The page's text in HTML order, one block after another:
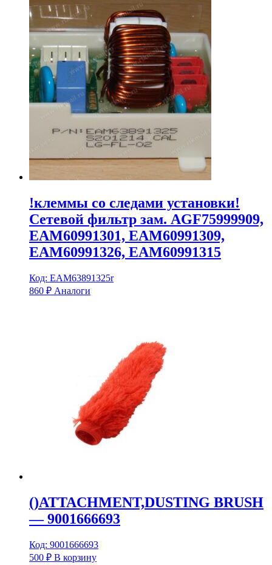
!клеммы со следами установки!
Сетевой фильтр зам. AGF75999909,
EAM60991301, EAM60991309,
EAM60991326, EAM60991315
Код: EAM63891325r
860 ₽ Аналоги
()ATTACHMENT,DUSTING BRUSH
— 9001666693
Код: 9001666693
500 ₽ В корзину